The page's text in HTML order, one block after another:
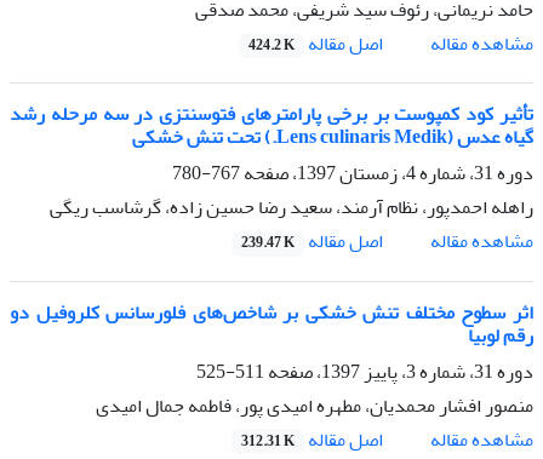
حامد نریمانی، رئوف سید شریفی، محمد صدقی
مشاهده مقاله
اصل مقاله 424.2 K
تأثیر کود کمپوست بر برخی پارامترهای فتوسنتزی در سه مرحله رشد
گیاه عدس (Lens culinaris Medik.) تحت تنش خشکی
دوره 31، شماره 4، زمستان 1397، صفحه
767-780
راهله احمدپور، نظام آرمند، سعید رضا حسین زاده، گرشاسب ریگی
مشاهده مقاله
اصل مقاله 239.47 K
اثر سطوح مختلف تنش خشکی بر شاخص‌های فلورسانس کلروفیل دو
رقم لوبیا
دوره 31، شماره 3، پاییز 1397، صفحه
511-525
منصور افشار محمدیان، مطهره امیدی پور، فاطمه جمال امیدی
مشاهده مقاله
اصل مقاله 312.31 K